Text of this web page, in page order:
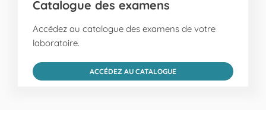
Catalogue des examens
Accédez au catalogue des examens de votre
laboratoire.
ACCÉDEZ AU CATALOGUE